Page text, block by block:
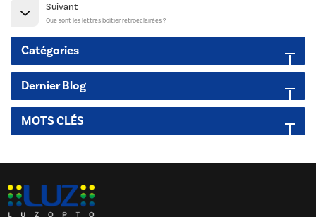
Suivant
Que sont les lettres boîtier rétroéclairées ?
Catégories
Dernier Blog
MOTS CLÉS